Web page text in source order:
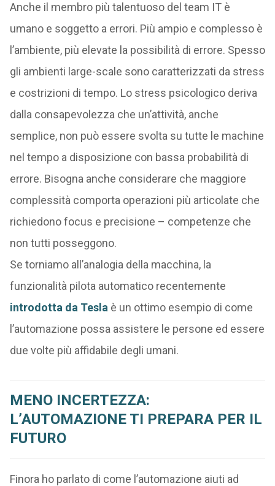
Anche il membro più talentuoso del team IT è
umano e soggetto a errori. Più ampio e complesso è
l’ambiente, più elevate la possibilità di errore. Spesso
gli ambienti large-scale sono caratterizzati da stress
e costrizioni di tempo. Lo stress psicologico deriva
dalla consapevolezza che un’attività, anche
semplice, non può essere svolta su tutte le machine
nel tempo a disposizione con bassa probabilità di
errore. Bisogna anche considerare che maggiore
complessità comporta operazioni più articolate che
richiedono focus e precisione – competenze che
non tutti posseggono.
Se torniamo all’analogia della macchina, la
funzionalità pilota automatico recentemente
introdotta da Teslaè un ottimo esempio di come
l’automazione possa assistere le persone ed essere
due volte più affidabile degli umani.
MENO INCERTEZZA:
L’AUTOMAZIONE TI PREPARA PER IL
FUTURO
Finora ho parlato di come l’automazione aiuti ad